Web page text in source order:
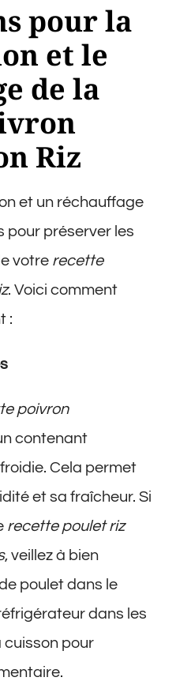
pour la
et le
de la
Riz
et un réchauffage
pour préserver les
votre recette
. Voici comment
:
poivron
contenant
Cela permet
et sa fraîcheur. Si
recette poulet riz
, veillez à bien
poulet dans le
dans les
cuisson pour